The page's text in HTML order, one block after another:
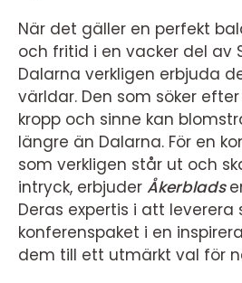
När det gäller en perfekt
och fritid i en vacker del av
Dalarna verkligen erbjuda
världar. Den som söker
kropp och sinne kan
längre än Dalarna. För en
som verkligen står ut och
intryck, erbjuder Åkerblads
Deras expertis i att
konferenspaket i en
dem till ett utmärkt val för